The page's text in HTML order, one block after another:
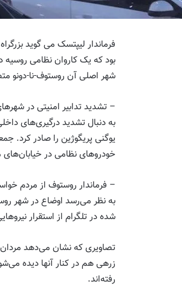
بود که یک کاروان نظامی روسیه
شهر اصلی آن روستوف-نا-دونو
– تشدید تدابیر امنیتی در
به دنبال تشدید درگیری‌های
یوگنی پریگوژین را صادر کرد.
خودروهای نظامی در
– فرماندار روستوف از مردم
به نظر می‌رسد اوضاع در شهر
شده در تلگرام از استقرار
تصاویری که نشان می‌دهد
زرهی هم در کنار آنها دیده
رفته‌اند.